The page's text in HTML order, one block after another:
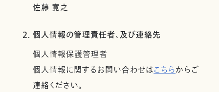
佐藤 寛之
2. 個人情報の管理責任者、及び連絡先
個人情報保護管理者
個人情報に関するお問い合わせはこちらからご
連絡ください。